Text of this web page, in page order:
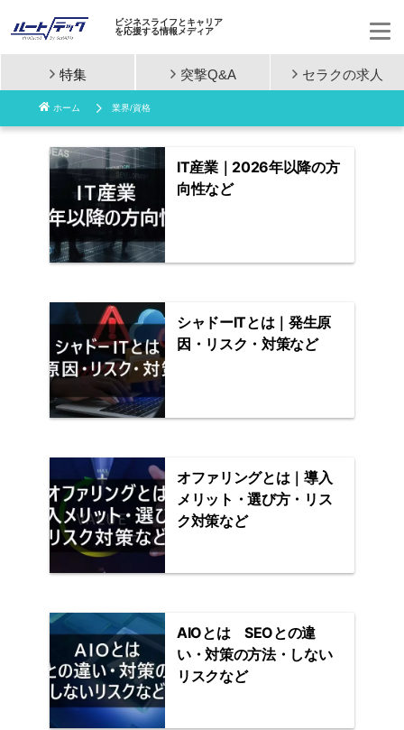
コ
ン
ビジネスライフとキャリア
を応援する情報メディア
特集 突撃Q&A セラクの求人
ホーム 業界/資格
IT産業｜2026年以降の方
向性など
シャドーITとは｜発生原
因・リスク・対策など
オファリングとは｜導入
メリット・選び方・リス
ク対策など
AIOとは SEOとの違
い・対策の方法・しない
リスクなど